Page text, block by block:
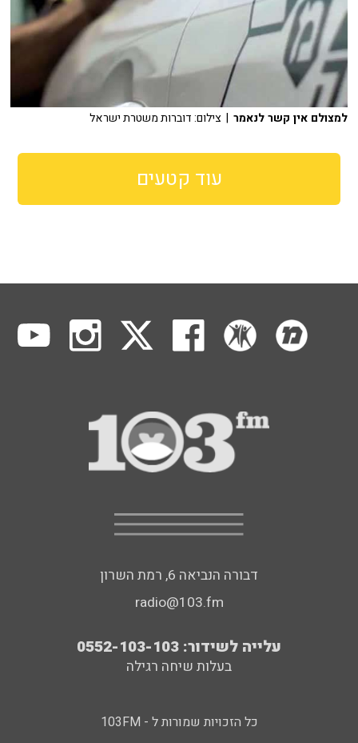
למצולם אין קשר לנאמר | צילום: דוברות משטרת ישראל
עוד קטעים
דבורה הנביאה 6, רמת השרון
radio@103.fm
עלייה לשידור: 0552-103-103
בעלות שיחה רגילה
כל הזכויות שמורות ל - 103FM